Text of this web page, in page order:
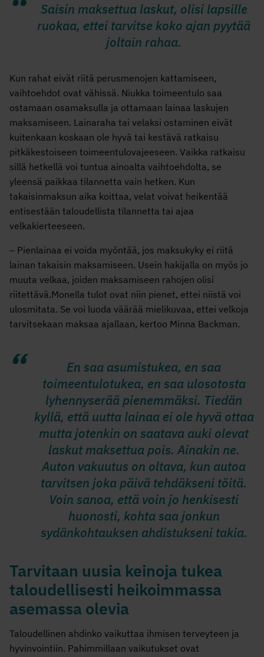
Saisin maksettua laskut, olisi lapsille
ruokaa, ettei tarvitse koko ajan pyytää
joltain rahaa.
Kun rahat eivät riitä perusmenojen kattamiseen,
vaihtoehdot ovat vähissä. Niukka toimeentulo saa
ostamaan osamaksulla ja ottamaan lainaa laskujen
maksamiseen. Lainaraha tai velaksi ostaminen eivät
kuitenkaan koskaan ole hyvä tai kestävä ratkaisu
pitkäkestoiseen toimeentulovajeeseen. Vaikka ratkaisu
sillä hetkellä voi tuntua ainoalta vaihtoehdolta, se
yleensä paikkaa tilannetta vain hetken. Kun
takaisinmaksun aika koittaa, velat voivat heikentää
entisestään taloudellista tilannetta tai ajaa
velkakierteeseen.
– Pienlainaa ei voida myöntää, jos maksukyky ei riitä
lainan takaisin maksamiseen. Usein hakijalla on myös jo
muuta velkaa, joiden maksamiseen rahojen olisi
riitettävä.Monella tulot ovat niin pienet, ettei niistä voi
ulosmitata. Se voi luoda väärää mielikuvaa, ettei velkoja
tarvitsekaan maksaa ajallaan, kertoo Minna Backman.
En saa asumistukea, en saa
toimeentulotukea, en saa ulosotosta
lyhennyserää pienemmäksi. Tiedän
kyllä, että uutta lainaa ei ole hyvä ottaa
mutta jotenkin on saatava auki olevat
laskut maksettua pois. Ainakin ne.
Auton vakuutus on oltava, kun autoa
tarvitsen joka päivä tehdäkseni töitä.
Voin sanoa, että voin jo henkisesti
huonosti, kohta saa jonkun
sydänkohtauksen ahdistukseni takia.
Tarvitaan uusia keinoja tukea
taloudellisesti heikoimmassa
asemassa olevia
Taloudellinen ahdinko vaikuttaa ihmisen terveyteen ja
hyvinvointiin. Pahimmillaan vaikutukset ovat